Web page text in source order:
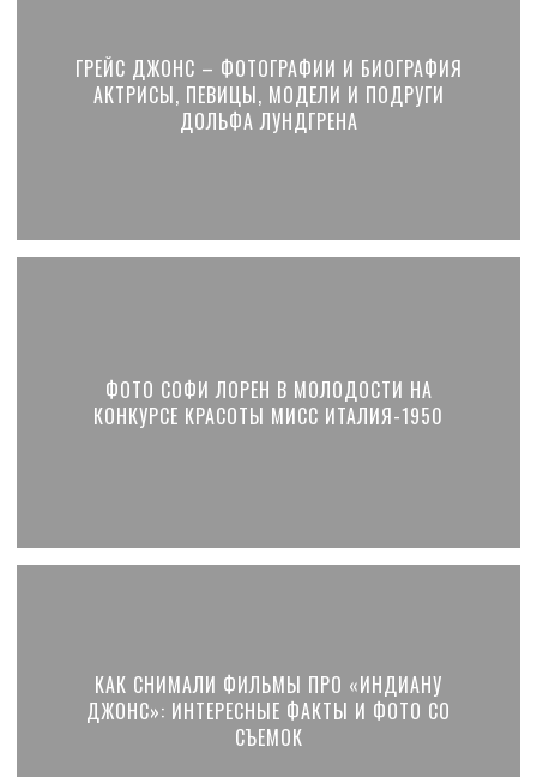
ГРЕЙС ДЖОНС – ФОТОГРАФИИ И БИОГРАФИЯ
АКТРИСЫ, ПЕВИЦЫ, МОДЕЛИ И ПОДРУГИ
ДОЛЬФА ЛУНДГРЕНА
ФОТО СОФИ ЛОРЕН В МОЛОДОСТИ НА
КОНКУРСЕ КРАСОТЫ МИСС ИТАЛИЯ-1950
КАК СНИМАЛИ ФИЛЬМЫ ПРО «ИНДИАНУ
ДЖОНС»: ИНТЕРЕСНЫЕ ФАКТЫ И ФОТО СО
СЪЕМОК